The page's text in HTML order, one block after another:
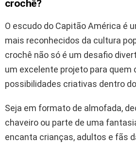
crochê?
O escudo do Capitão América é
mais reconhecidos da cultura
crochê não só é um desafio
um excelente projeto para quem
possibilidades criativas dentro
Seja em formato de almofada,
chaveiro ou parte de uma
encanta crianças, adultos e fãs